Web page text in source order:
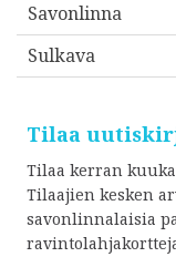
Savonlinna
Sulkava
Tilaa
Tilaa kerran
Tilaajien kesken
savonlinnalaisia